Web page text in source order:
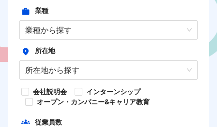
企業の方向け
企業TOP
企業ログイン
企業登録
業種
業種から探す
所在地
所在地から探す
会社説明会
インターンシップ
オープン・カンパニー&キャリア教育
従業員数